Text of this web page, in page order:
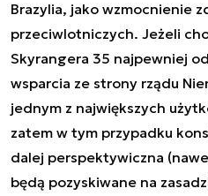
Brazylia, jako wzmocnienie
przeciwlotniczych. Jeżeli
Skyrangera 35 najpewniej
wsparcia ze strony rządu
jednym z największych
zatem w tym przypadku
dalej perspektywiczna
będą pozyskiwane na